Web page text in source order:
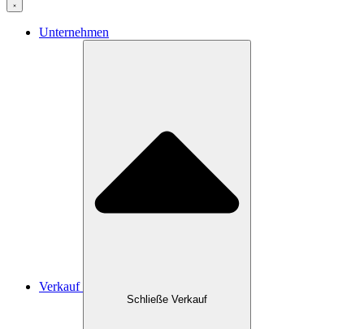
Unternehmen
Verkauf
Schließe Verkauf